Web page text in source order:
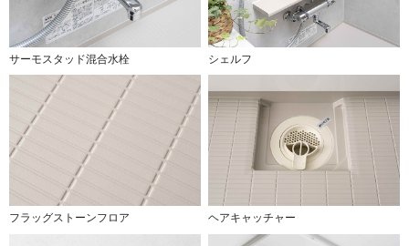
サーモスタッド混合水栓 シェルフ
フラッグストーンフロア ヘアキャッチャー